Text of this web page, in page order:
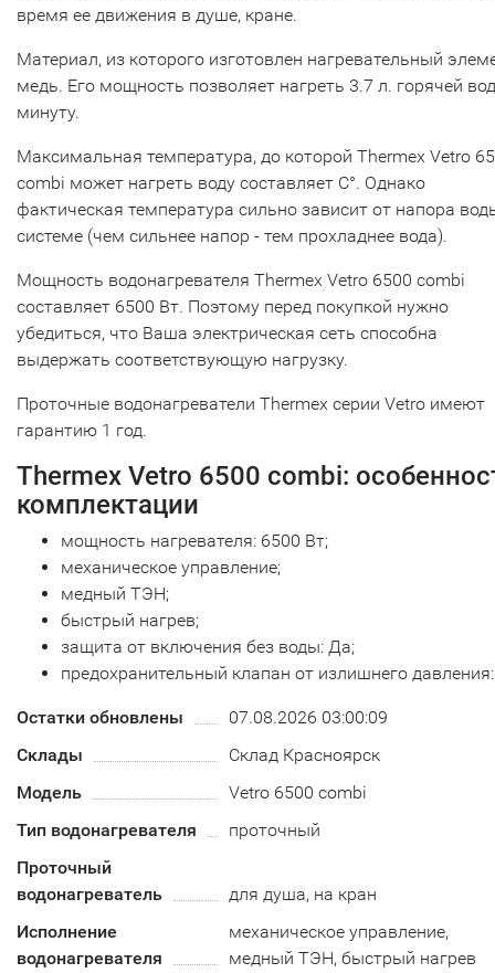
время ее движения в душе, кране.
Материал, из которого изготовлен нагревательный
медь. Его мощность позволяет нагреть 3.7 л. горячей
минуту.
Максимальная температура, до которой Thermex Vetro
combi может нагреть воду составляет С°. Однако
фактическая температура сильно зависит от напора
системе (чем сильнее напор - тем прохладнее вода).
Мощность водонагревателя Thermex Vetro 6500 combi
составляет 6500 Вт. Поэтому перед покупкой нужно
убедиться, что Ваша электрическая сеть способна
выдержать соответствующую нагрузку.
Проточные водонагреватели Thermex серии Vetro имеют
гарантию 1 год.
Thermex Vetro 6500 combi:
комплектации
мощность нагревателя: 6500 Вт;
механическое управление;
медный ТЭН;
быстрый нагрев;
защита от включения без воды: Да;
предохранительный клапан от излишнего
Остатки обновлены
07.08.2026 03:00:09
Склады
Склад Красноярск
Модель
Vetro 6500 combi
Тип водонагревателя
проточный
Проточный
водонагреватель
для душа, на кран
Исполнение
водонагревателя
механическое управление,
медный ТЭН, быстрый нагрев